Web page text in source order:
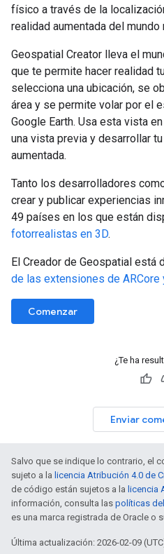
físico a través de la
realidad aumentada del mundo
Geospatial Creator lleva el
que te permite hacer realidad
selecciona una ubicación, se
área y se permite volar por el
Google Earth. Usa esta vista
una vista previa y desarrollar
aumentada.
Tanto los desarrolladores
crear y publicar experiencias
49 países en los que están
fotorrealistas en 3D.
El Creador de Geospatial está
de las extensiones de
Comenzar
¿Te ha
Enviar
Salvo que se indique lo contrario, el
sujeto a la licencia Atribución 4.0 de
de código están sujetos a la licencia
información, consulta las políticas
es una marca registrada de Oracle o
Última actualización: 2026-02-09